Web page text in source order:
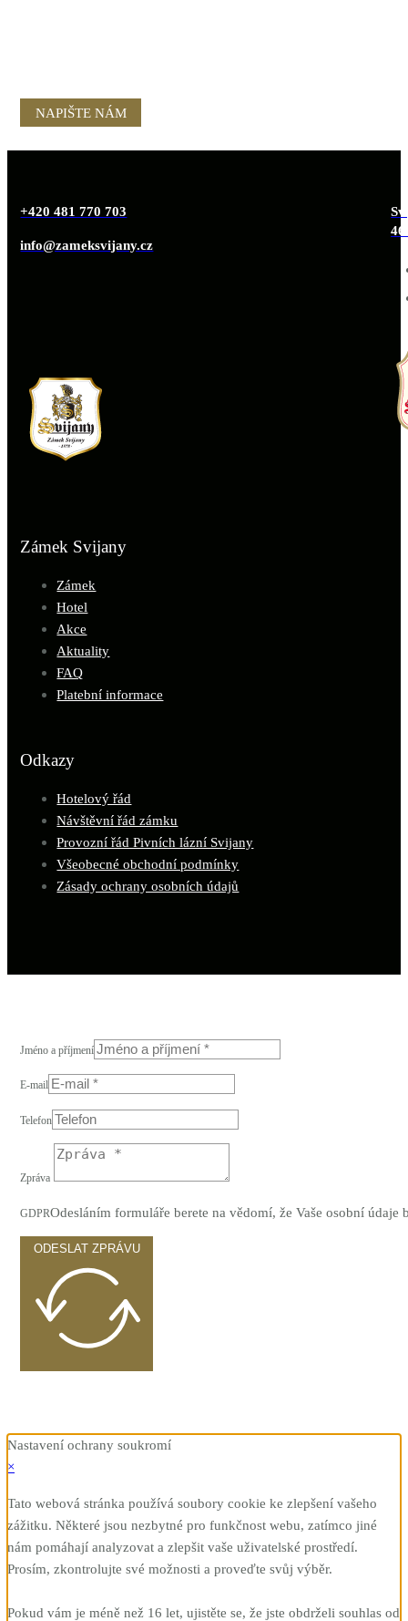
NAPIŠTE NÁM
+420 481 770 703
info@zameksvijany.cz
Zámek Svijany
Zámek
Hotel
Akce
Aktuality
FAQ
Platební informace
Odkazy
Hotelový řád
Návštěvní řád zámku
Provozní řád Pivních lázní Svijany
Všeobecné obchodní podmínky
Zásady ochrany osobních údajů
Jméno a příjmení
E-mail
Telefon
Zpráva
GDPROdesláním formuláře berete na vědomí, že Vaše osobní
ODESLAT ZPRÁVU
Nastavení ochrany soukromí
×
Tato webová stránka používá soubory cookie ke zlepšení vašeho
zážitku. Některé jsou nezbytné pro funkčnost webu, zatímco jiné
nám pomáhají analyzovat a zlepšit vaše uživatelské prostředí.
Prosím, zkontrolujte své možnosti a proveďte svůj výběr.
Pokud vám je méně než 16 let, ujistěte se, že jste obdrželi souhlas od